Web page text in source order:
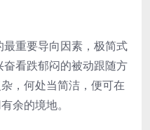
重要导向因素，极简式
看跌郁闷的被动跟随方
，何处当简洁，便可在
余的境地。